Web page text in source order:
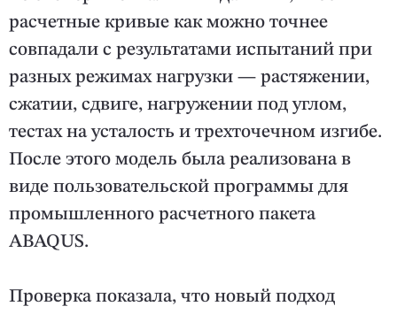
расчетные кривые как можно точнее
совпадали с результатами испытаний при
разных режимах нагрузки — растяжении,
сжатии, сдвиге, нагружении под углом,
тестах на усталость и трехточечном изгибе.
После этого модель была реализована в
виде пользовательской программы для
промышленного расчетного пакета
ABAQUS.
Проверка показала, что новый подход